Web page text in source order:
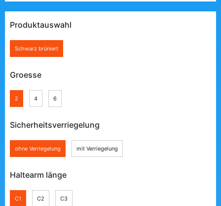
Produktauswahl
Schwarz brüniert
Groesse
2 4 6
Sicherheitsverriegelung
ohne Verriegelung mit Verriegelung
Haltearm länge
C1 C2 C3